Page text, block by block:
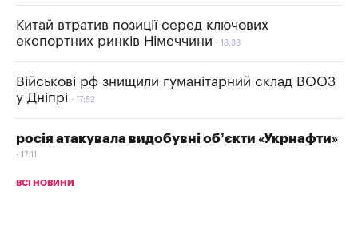
Китай втратив позиції серед ключових
експортних ринків Німеччини
18:33
Військові рф знищили гуманітарний склад ВООЗ
у Дніпрі
17:52
росія атакувала видобувні об’єкти «Укрнафти»
17:11
ВСІ НОВИНИ